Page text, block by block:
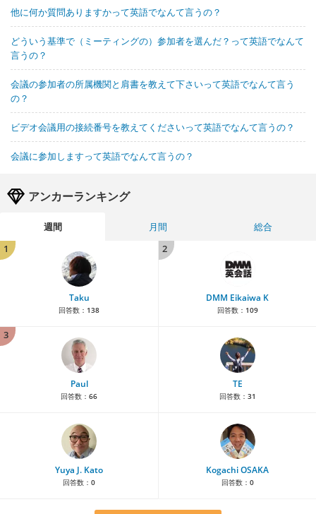
他に何か質問ありますかって英語でなんて言うの？
どういう基準で（ミーティングの）参加者を選んだ？って英語でなんて
言うの？
会議の参加者の所属機関と肩書を教えて下さいって英語でなんて言う
の？
ビデオ会議用の接続番号を教えてくださいって英語でなんて言うの？
会議に参加しますって英語でなんて言うの？
アンカーランキング
週間 月間
総合
1
Taku
回答数： 138
2
DMM Eikaiwa K
回答数： 109
3
Paul
回答数： 66
TE
回答数： 31
Yuya J. Kato
回答数： 0
Kogachi OSAKA
回答数： 0